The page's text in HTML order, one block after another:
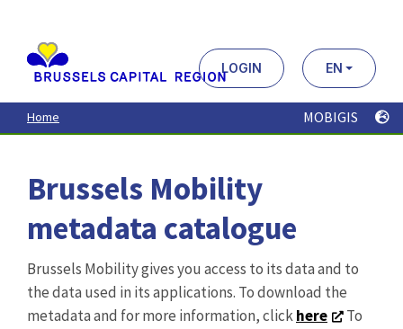
contenu
principal
LOGIN EN
Home MOBIGIS
Brussels Mobility
metadata catalogue
Brussels Mobility gives you access to its data and to
the data used in its applications. To download the
metadata and for more information, clickhere
To